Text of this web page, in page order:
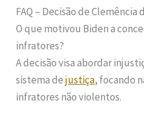
FAQ – Decisão de Clemência
O que motivou Biden a
infratores?
A decisão visa abordar
sistema dejustiça, focando
infratores não violentos.